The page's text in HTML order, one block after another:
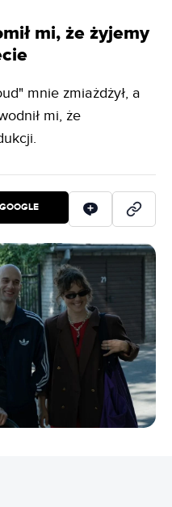
mi, że żyjemy
mnie zmiażdżył, a
mi, że